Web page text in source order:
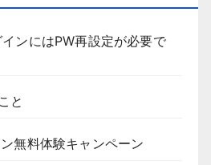
ンにはPW再設定が必要で
と
無料体験キャンペーン